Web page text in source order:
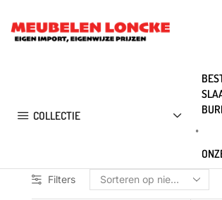
COLLECTIE
Filters